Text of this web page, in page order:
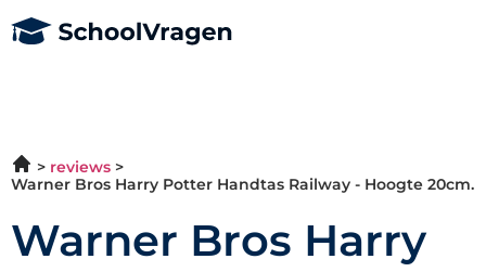
reviews
Warner Bros Harry Potter Handtas Railway - Hoogte 20cm.
Warner Bros Harry